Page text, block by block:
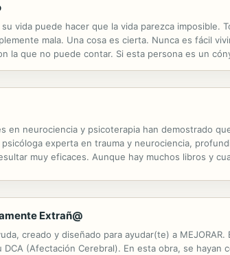
vida puede hacer que la vida parezca imposible.
mala. Una cosa es cierta. Nunca es fácil
la que no puede contar. Si esta persona es un
en neurociencia y psicoterapia han demostrado
experta en trauma y neurociencia,
muy eficaces. Aunque hay muchos libros y
Extrañ@
creado y diseñado para ayudar(te) a
DCA (Afectación Cerebral). En esta obra, se